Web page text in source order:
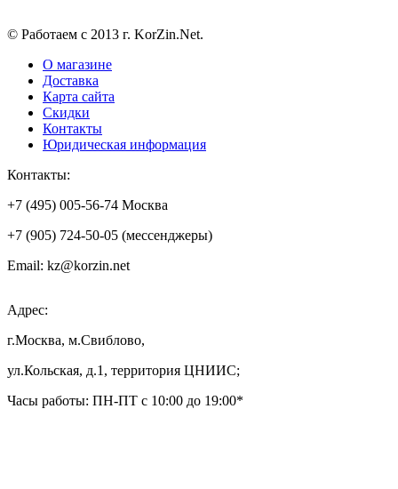
© Работаем с 2013 г. KorZin.Net.
О магазине
Доставка
Карта сайта
Скидки
Контакты
Юридическая информация
Контакты:
+7 (495) 005-56-74 Москва
+7 (905) 724-50-05 (мессенджеры)
Email: kz@korzin.net
Адрес:
г.Москва, м.Свиблово,
ул.Кольская, д.1, территория ЦНИИС;
Часы работы: ПН-ПТ с 10:00 до 19:00*